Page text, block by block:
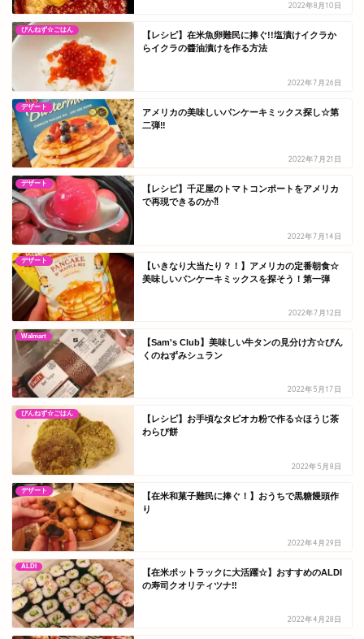
2022年8月10日
ぴんねず☆ごはん
【レシピ】在米魚卵難民に捧ぐ!!塩漬けイクラか
らイクラの醬油漬けを作る方法
2022年7月26日
デザート
アメリカの美味しいパンケーキミックス探し☆第
二弾‼
2022年7月21日
デザート
【レシピ】千疋屋のトマトコンポートをアメリカ
で再現できるのか⁈
2022年7月14日
デザート
【いきなり大当たり？！】アメリカの定番朝食☆
美味しいパンケーキミックスを探そう！第一弾
2022年7月12日
Walmart
【Sam's Club】美味しい牛タンの見分け方☆ぴん
くのねずみシュラン
2022年5月17日
ぴんねず☆ごはん
【レシピ】お手頃なタピオカ粉で作る☆ほうじ茶
わらび餅
2022年5月8日
デザート
【在米和菓子難民に捧ぐ！】おうちで黒糖饅頭作
り
2022年4月29日
ALDI
【在米ポットラックに大活躍☆】おすすめのALDI
の寿司クオリティツナ‼
2022年4月28日